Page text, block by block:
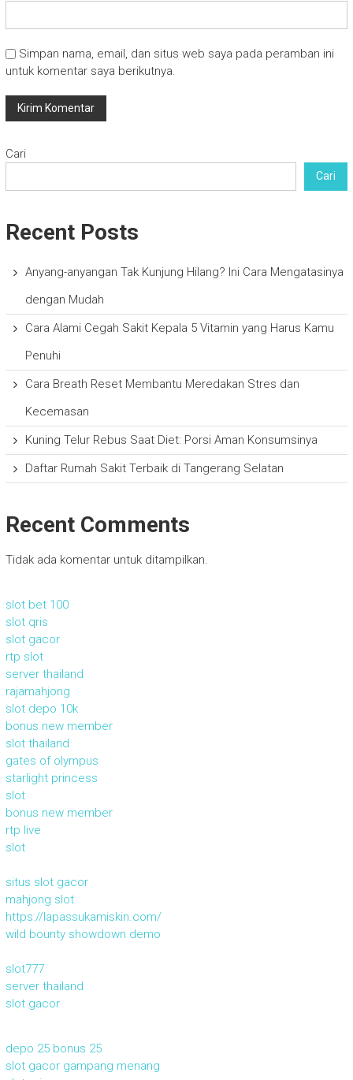
Simpan nama, email, dan situs web saya pada peramban ini
untuk komentar saya berikutnya.
Cari
Cari
Recent Posts
Anyang-anyangan Tak Kunjung Hilang? Ini Cara Mengatasinya
dengan Mudah
Cara Alami Cegah Sakit Kepala 5 Vitamin yang Harus Kamu
Penuhi
Cara Breath Reset Membantu Meredakan Stres dan
Kecemasan
Kuning Telur Rebus Saat Diet: Porsi Aman Konsumsinya
Daftar Rumah Sakit Terbaik di Tangerang Selatan
Recent Comments
Tidak ada komentar untuk ditampilkan.
slot bet 100
slot qris
slot gacor
rtp slot
server thailand
rajamahjong
slot depo 10k
bonus new member
slot thailand
gates of olympus
starlight princess
slot
bonus new member
rtp live
slot
situs slot gacor
mahjong slot
https://lapassukamiskin.com/
wild bounty showdown demo
slot777
server thailand
slot gacor
depo 25 bonus 25
slot gacor gampang menang